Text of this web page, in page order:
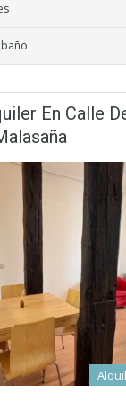
En Calle